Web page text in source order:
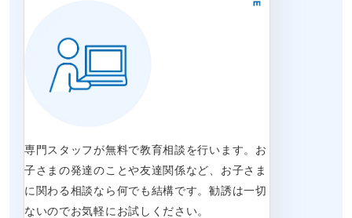
専門スタッフが無料で教育相談を行います。お
子さまの発達のことや友達関係など、お子さま
に関わる相談なら何でも結構です。勧誘は一切
ないのでお気軽にお試しください。